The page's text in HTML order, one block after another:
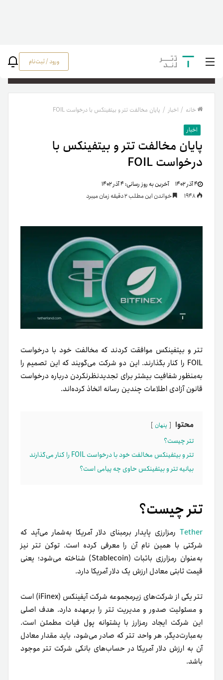
ورود / ثبت‌نام
خانه / اخبار / پایان مخالفت تتر و بیتفینکس با درخواست FOIL
اخبار
پایان مخالفت تتر و بیتفینکس با
درخواست FOIL
۴ آذر ۱۴۰۲ آخرین به روز رسانی:۴ آذر ۱۴۰۲
خواندن این مطلب 2 دقیقه زمان میبرد
تتر و بیتفینکس موافقت کردند که مخالفت خود با درخواست
FOIL را کنار بگذارند. این دو شرکت می‌گویند که این تصمیم را
به‌منظور شفافیت بیشتر برای تجدیدنظرنکردن درباره درخواست
قانون آزادی اطلاعات چندین رسانه اتخاذ کرده‌اند.
محتوا پنهان
تتر چیست؟
تتر و بیتفینکس مخالفت خود با درخواست FOIL را کنار می‌گذارند
بیانیه تتر و بیتفینکس حاوی چه پیامی است؟
تتر چیست؟
Tether رمزارزی پایدار برمبنای دلار آمریکا به‌شمار می‌آید که
شرکتی با همین نام آن را معرفی کرده است. توکن تتر نیز
به‌عنوان رمزارزی باثبات (Stablecoin) شناخته می‌شود؛ یعنی
قیمت ثابتی معادل ارزش یک دلار آمریکا دارد.
تتر یکی از شرکت‌های زیرمجموعه شرکت آیفینکس (iFinex) است
و مسئولیت صدور و مدیریت تتر را بر‌عهده دارد. هدف اصلی
این شرکت ایجاد رمزارز با پشتوانه پول فیات مطمئن است.
به‌عبارت‌دیگر، هر واحد تتر که صادر می‌شود، باید مقدار معادل
آن به ارزش دلار آمریکا در حساب‌های بانکی شرکت تتر موجود
باشد.